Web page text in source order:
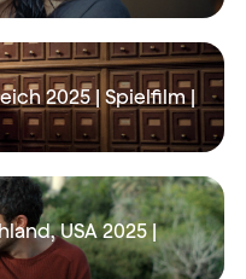
2025 | Spielfilm |
USA 2025 |